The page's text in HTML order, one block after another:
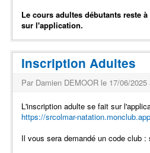
Le cours adultes débutants reste
sur l'application.
Inscription Adultes
Par Damien DEMOOR le 17/06/2025
L'inscription adulte se fait sur
https://srcolmar-
Il vous sera demandé un code club :